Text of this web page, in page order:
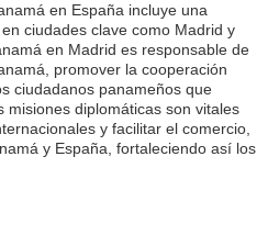
en España incluye una
ciudades clave como Madrid y
en Madrid es responsable de
promover la cooperación
ciudadanos panameños que
misiones diplomáticas son vitales
y facilitar el comercio,
y España, fortaleciendo así los